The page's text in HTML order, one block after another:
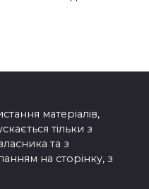
матеріалів,
тільки з
та з
на сторінку, з